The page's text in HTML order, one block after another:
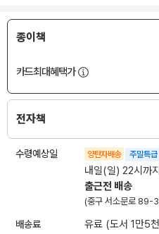
종이책
카드최대혜택가
전자책
수령예상일 양탄자배송 주말특급
내일(일) 22시까
출근전 배송
(중구 서소문로 89-
배송료 유료 (도서 1만5